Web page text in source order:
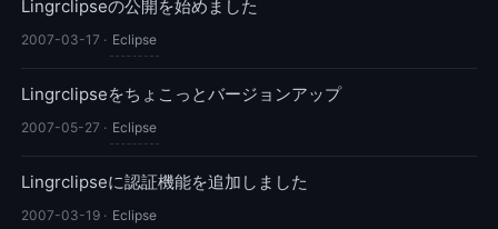
Lingrclipseの公開を始めました
2007-03-17 · Eclipse
Lingrclipseをちょこっとバージョンアップ
2007-05-27 · Eclipse
Lingrclipseに認証機能を追加しました
2007-03-19· Eclipse